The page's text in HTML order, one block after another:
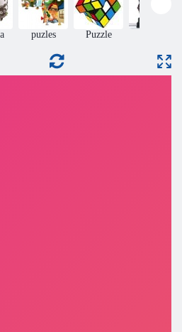
Sniega varoņi. io
puzles Puzzle